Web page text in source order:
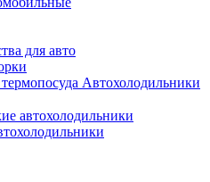
для авто
Автохолодильники
автохолодильники